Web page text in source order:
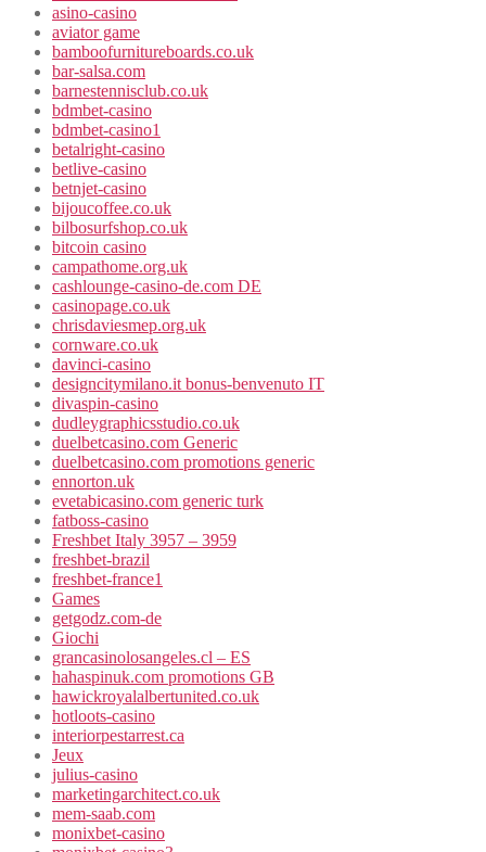
asino-casino
aviator game
bamboofurnitureboards.co.uk
bar-salsa.com
barnestennisclub.co.uk
bdmbet-casino
bdmbet-casino1
betalright-casino
betlive-casino
betnjet-casino
bijoucoffee.co.uk
bilbosurfshop.co.uk
bitcoin casino
campathome.org.uk
cashlounge-casino-de.com DE
casinopage.co.uk
chrisdaviesmep.org.uk
cornware.co.uk
davinci-casino
designcitymilano.it bonus-benvenuto IT
divaspin-casino
dudleygraphicsstudio.co.uk
duelbetcasino.com Generic
duelbetcasino.com promotions generic
ennorton.uk
evetabicasino.com generic turk
fatboss-casino
Freshbet Italy 3957 – 3959
freshbet-brazil
freshbet-france1
Games
getgodz.com-de
Giochi
grancasinolosangeles.cl – ES
hahaspinuk.com promotions GB
hawickroyalalbertunited.co.uk
hotloots-casino
interiorpestarrest.ca
Jeux
julius-casino
marketingarchitect.co.uk
mem-saab.com
monixbet-casino